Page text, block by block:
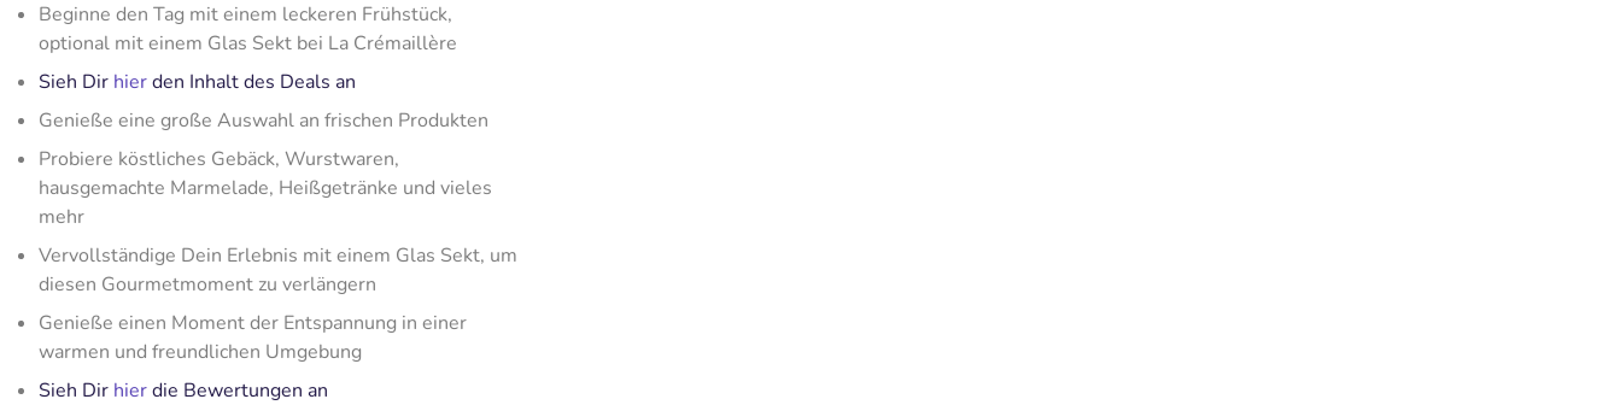
Beginne den Tag mit einem leckeren Frühstück,
optional mit einem Glas Sekt bei La Crémaillère
Sieh Dir hierden Inhalt des Deals an
Genieße eine große Auswahl an frischen Produkten
Probiere köstliches Gebäck, Wurstwaren,
hausgemachte Marmelade, Heißgetränke und vieles
mehr
Vervollständige Dein Erlebnis mit einem Glas Sekt, um
diesen Gourmetmoment zu verlängern
Genieße einen Moment der Entspannung in einer
warmen und freundlichen Umgebung
Sieh Dir hierdie Bewertungen an